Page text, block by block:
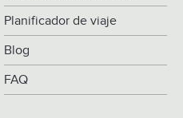
Planificador de viaje
Blog
FAQ